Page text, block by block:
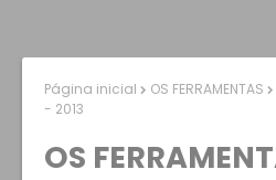
Página inicial OS FERRAMENTAS
- 2013
OS